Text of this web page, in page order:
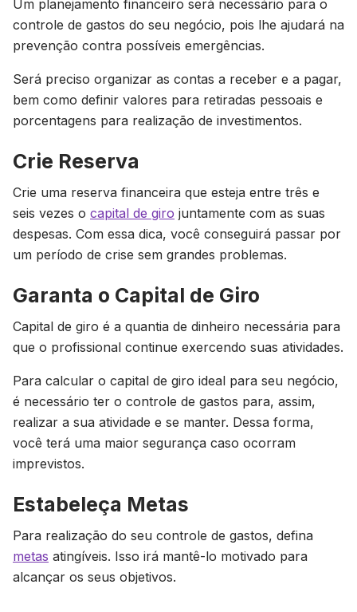
Um planejamento financeiro será necessário para o
controle de gastos do seu negócio, pois lhe ajudará na
prevenção contra possíveis emergências.
Será preciso organizar as contas a receber e a pagar,
bem como definir valores para retiradas pessoais e
porcentagens para realização de investimentos.
Crie Reserva
Crie uma reserva financeira que esteja entre três e
seis vezes o capital de giro juntamente com as suas
despesas. Com essa dica, você conseguirá passar por
um período de crise sem grandes problemas.
Garanta o Capital de Giro
Capital de giro é a quantia de dinheiro necessária para
que o profissional continue exercendo suas atividades.
Para calcular o capital de giro ideal para seu negócio,
é necessário ter o controle de gastos para, assim,
realizar a sua atividade e se manter. Dessa forma,
você terá uma maior segurança caso ocorram
imprevistos.
Estabeleça Metas
Para realização do seu controle de gastos, defina
metas atingíveis. Isso irá mantê-lo motivado para
alcançar os seus objetivos.